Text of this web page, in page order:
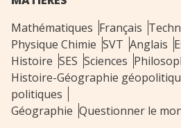
Mathématiques Français
Physique Chimie SVT Anglais
Histoire SES Sciences
Histoire-Géographie
politiques
Géographie Questionner le